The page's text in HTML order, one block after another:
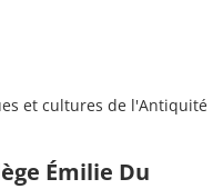
et cultures de l'Antiquité
Émilie Du